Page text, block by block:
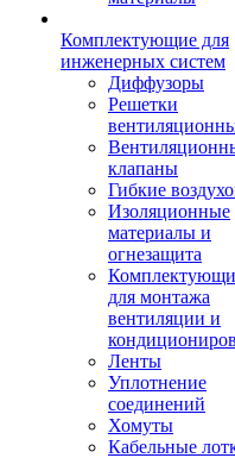
Комплектующие для
инженерных систем
Диффузоры
Решетки
клапаны
Гибкие
Изоляционные
материалы и
огнезащита
для монтажа
вентиляции и
Ленты
Уплотнение
соединений
Хомуты
Кабельные